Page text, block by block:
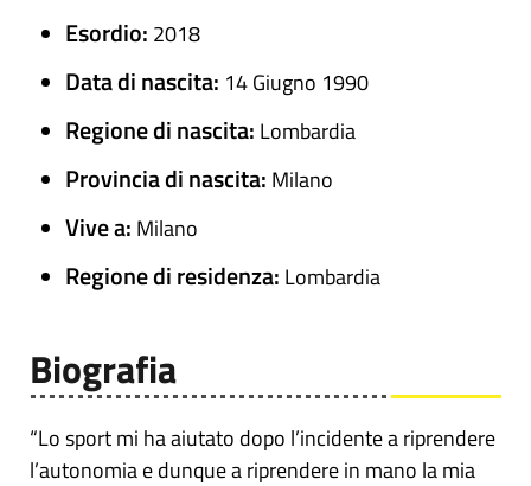
Esordio: 2018
Data di nascita: 14 Giugno 1990
Regione di nascita: Lombardia
Provincia di nascita: Milano
Vive a: Milano
Regione di residenza: Lombardia
Biografia
“Lo sport mi ha aiutato dopo l’incidente a riprendere
l’autonomia e dunque a riprendere in mano la mia